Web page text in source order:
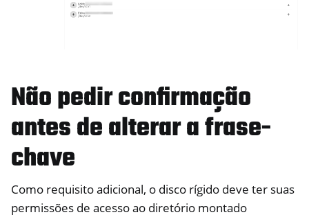
Não pedir confirmação
antes de alterar a frase-
chave
Como requisito adicional, o disco rígido deve ter suas
permissões de acesso ao diretório montado